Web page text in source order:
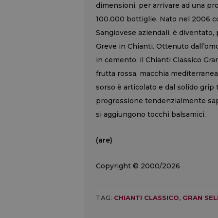
dimensioni, per arrivare ad una
100.000 bottiglie. Nato nel 2006
Sangiovese aziendali, è
Greve in Chianti. Ottenuto
in cemento, il Chianti Classico
frutta rossa, macchia
sorso è articolato e dal solido
progressione tendenzialmente
si aggiungono tocchi balsamici.
(are)
Copyright © 2000/2026
TAG: CHIANTI CLASSICO, GRAN